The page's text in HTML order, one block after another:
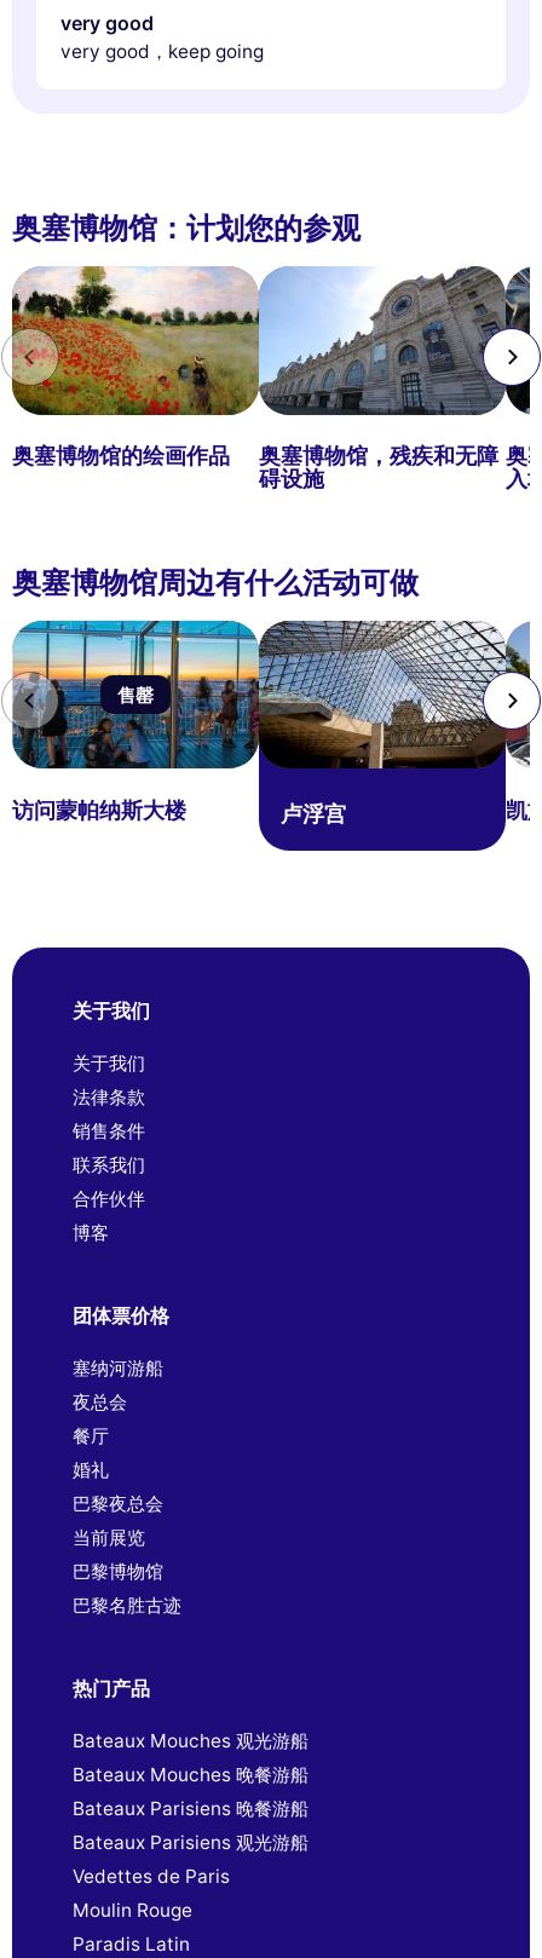
very good
very good，keep going
奥塞博物馆：计划您的参观
奥塞博物馆的绘画作品
奥塞博物馆，残疾和无障
碍设施
奥
入
奥塞博物馆周边有什么活动可做
售罄
访问蒙帕纳斯大楼 卢浮宫 凯
关于我们
关于我们
法律条款
销售条件
联系我们
合作伙伴
博客
团体票价格
塞纳河游船
夜总会
餐厅
婚礼
巴黎夜总会
当前展览
巴黎博物馆
巴黎名胜古迹
热门产品
Bateaux Mouches 观光游船
Bateaux Mouches 晚餐游船
Bateaux Parisiens 晚餐游船
Bateaux Parisiens 观光游船
Vedettes de Paris
Moulin Rouge
Paradis Latin